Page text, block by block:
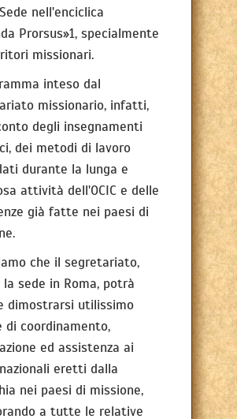
nell'enciclica
Prorsus»1, specialmente
missionari.
inteso dal
missionario, infatti,
degli insegnamenti
dei metodi di lavoro
durante la lunga e
attività dell'OCIC e delle
già fatte nei paesi di
che il segretariato,
la sede in Roma, potrà
dimostrarsi utilissimo
di coordinamento,
ed assistenza ai
eretti dalla
nei paesi di missione,
a tutte le relative